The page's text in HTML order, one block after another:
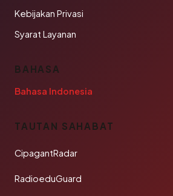
Kebijakan Privasi
Syarat Layanan
BAHASA
Bahasa Indonesia
TAUTAN SAHABAT
CipagantRadar
RadioeduGuard